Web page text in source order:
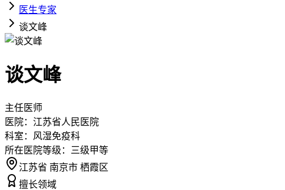
医生专家
谈文峰
谈文峰
主任医师
医院： 江苏省人民医院
科室： 风湿免疫科
所在医院等级：
三级甲等
江苏省 南京市 栖霞区
擅长领域